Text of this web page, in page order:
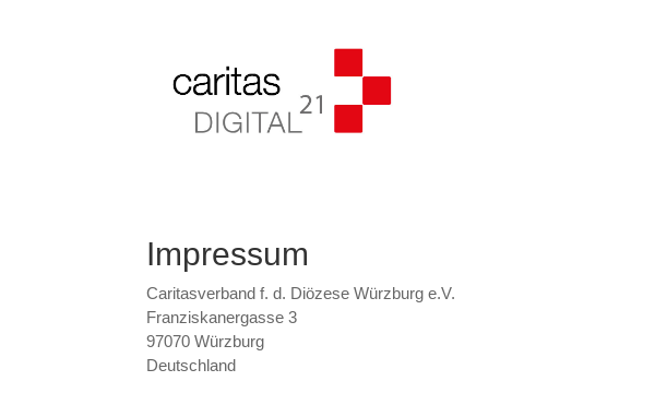
Impressum
Caritasverband f. d. Diözese Würzburg e.V.
Franziskanergasse 3
97070 Würzburg
Deutschland